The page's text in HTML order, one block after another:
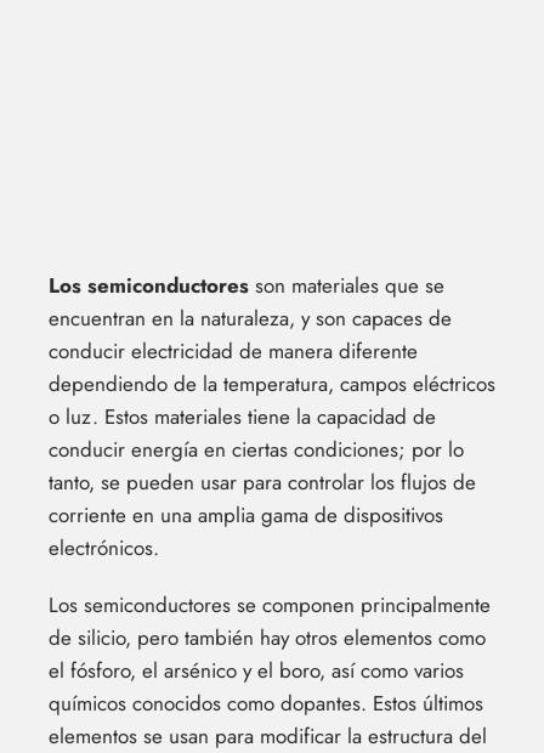
Los semiconductores son materiales que se
encuentran en la naturaleza, y son capaces de
conducir electricidad de manera diferente
dependiendo de la temperatura, campos eléctricos
o luz. Estos materiales tiene la capacidad de
conducir energía en ciertas condiciones; por lo
tanto, se pueden usar para controlar los flujos de
corriente en una amplia gama de dispositivos
electrónicos.
Los semiconductores se componen principalmente
de silicio, pero también hay otros elementos como
el fósforo, el arsénico y el boro, así como varios
químicos conocidos como dopantes. Estos últimos
elementos se usan para modificar la estructura del